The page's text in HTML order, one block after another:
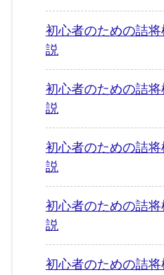
初心者のための詰
説
初心者のための詰
説
初心者のための詰
説
初心者のための詰
説
初心者のための詰